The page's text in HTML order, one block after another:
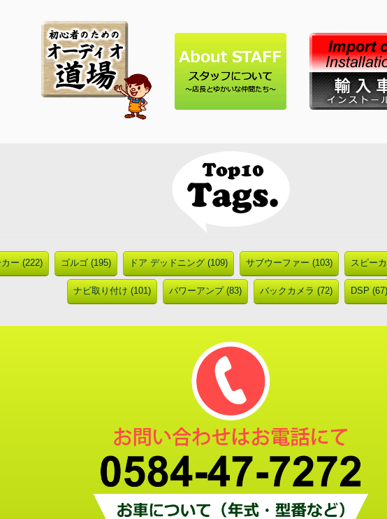
ー (222) ゴルゴ (195) ドア デッドニング (109) サブウーファー (103) スピー
ナビ取り付け (101) パワーアンプ (83) バックカメラ (72) DSP (67)